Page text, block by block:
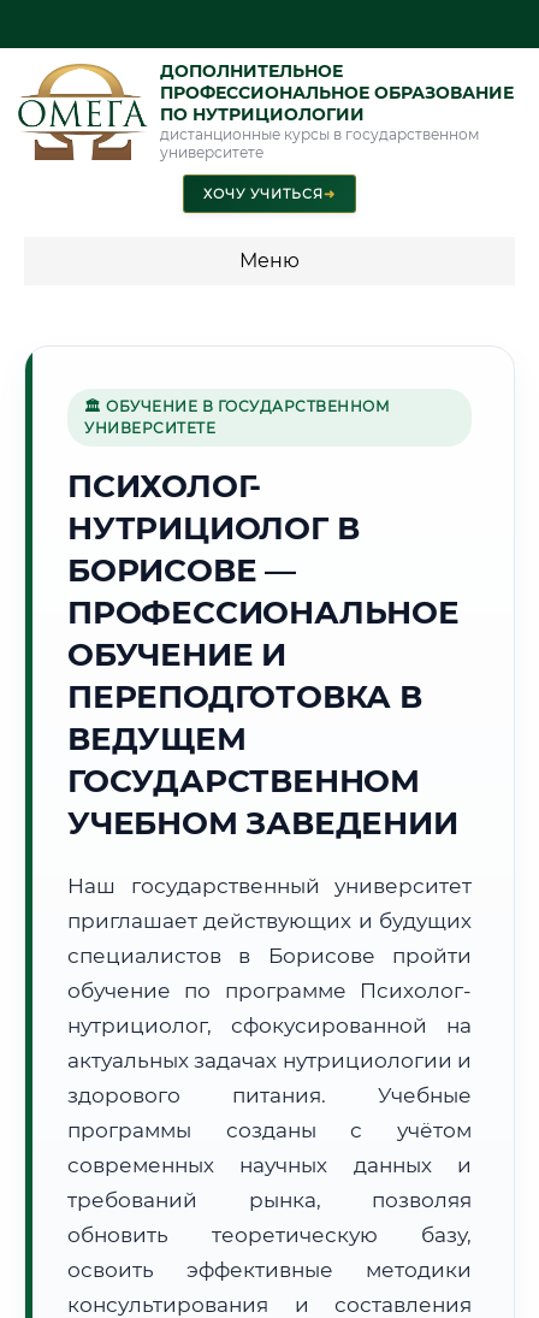
ДОПОЛНИТЕЛЬНОЕ
ПРОФЕССИОНАЛЬНОЕ ОБРАЗОВАНИЕ
ПО НУТРИЦИОЛОГИИ
дистанционные курсы в государственном
университете
ХОЧУ УЧИТЬСЯ➜
Меню
🌊
Г. БОРИСОВ
Точное местное время:
23:00:38
2026 г.
Погода в г. Борисов:🌤️ +19°C Преимущественно ясно
🌅 Восход: 05:29
📍 Региональная справка г. Борисов
Почтовые индексы:
222120–222130
Часовой пояс:
UTC+3
Формат учебы:
Дистанционно
🗺️ Зона обслуживания: г. Борисов
• Маршрут транзита:
~3 414 км
• Экспресс-доставка СДЭК / Почтой:5–7 рабочих дней
🏛 ОБУЧЕНИЕ В ГОСУДАРСТВЕННОМ
УНИВЕРСИТЕТЕ
ПСИХОЛОГ-
НУТРИЦИОЛОГ В
БОРИСОВЕ —
ПРОФЕССИОНАЛЬНОЕ
ОБУЧЕНИЕ И
ПЕРЕПОДГОТОВКА В
ВЕДУЩЕМ
ГОСУДАРСТВЕННОМ
УЧЕБНОМ ЗАВЕДЕНИИ
Наш государственный университет
приглашает действующих и будущих
специалистов в Борисове пройти
обучение по программе Психолог-
нутрициолог, сфокусированной на
актуальных задачах нутрициологии и
здорового питания. Учебные
программы созданы с учётом
современных научных данных и
требований рынка, позволяя
обновить теоретическую базу,
освоить эффективные методики
консультирования и составления